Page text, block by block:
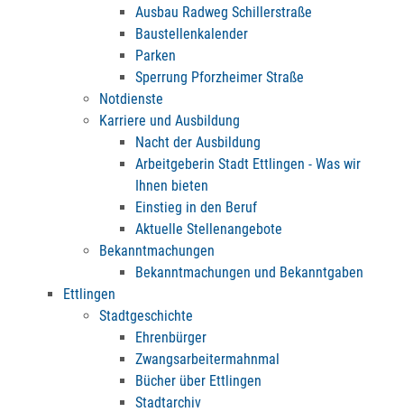
Ausbau Radweg Schillerstraße
Baustellenkalender
Parken
Sperrung Pforzheimer Straße
Notdienste
Karriere und Ausbildung
Nacht der Ausbildung
Arbeitgeberin Stadt Ettlingen - Was wir
Ihnen bieten
Einstieg in den Beruf
Aktuelle Stellenangebote
Bekanntmachungen
Bekanntmachungen und Bekanntgaben
Ettlingen
Stadtgeschichte
Ehrenbürger
Zwangsarbeitermahnmal
Bücher über Ettlingen
Stadtarchiv